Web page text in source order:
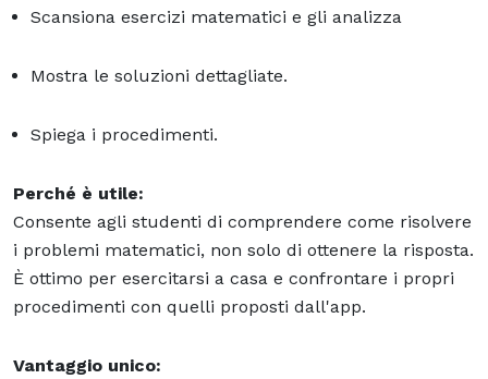
Scansiona esercizi matematici e gli analizza
Mostra le soluzioni dettagliate.
Spiega i procedimenti.
Perché è utile:
Consente agli studenti di comprendere come risolvere
i problemi matematici, non solo di ottenere la risposta.
È ottimo per esercitarsi a casa e confrontare i propri
procedimenti con quelli proposti dall'app.
Vantaggio unico: